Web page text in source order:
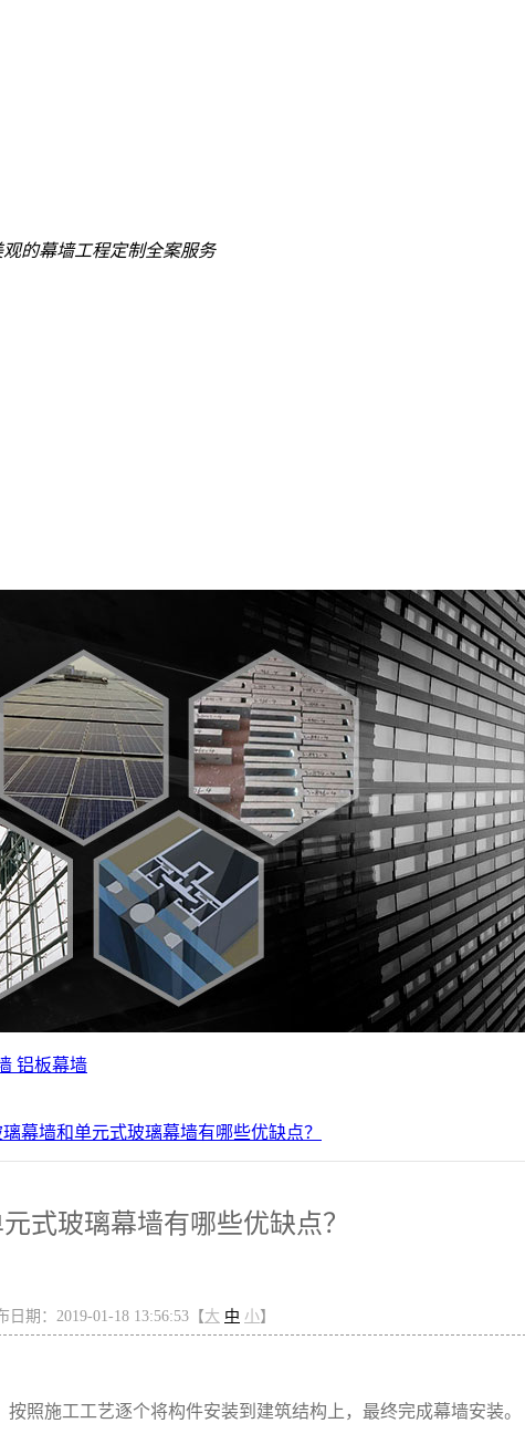
观的幕墙工程定制全案服务
铝板幕墙
幕墙和单元式玻璃幕墙有哪些优缺点？
式玻璃幕墙有哪些优缺点？
日期：2019-01-18 13:56:53【大 中 小】
照施工工艺逐个将构件安装到建筑结构上，最终完成幕墙安装。